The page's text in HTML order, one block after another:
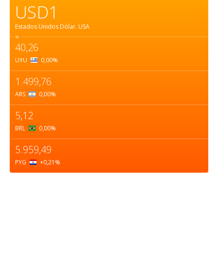
USD1
Estados Unidos Dólar. USA
=
40,26
UYU 0,00%
1.499,76
ARS 0,00%
5,12
BRL 0,00%
5.959,49
PYG +0,21 %